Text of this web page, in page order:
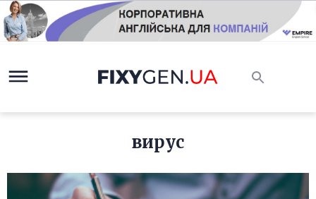
вирус